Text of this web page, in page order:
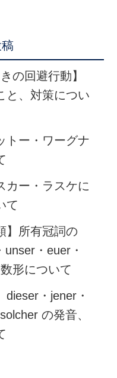
の回避行動】
と、対策につい
トー・ワーグナ
カー・ラスケに
て
】所有冠詞の
・euer・
形について
dieser・jener・
の発音、